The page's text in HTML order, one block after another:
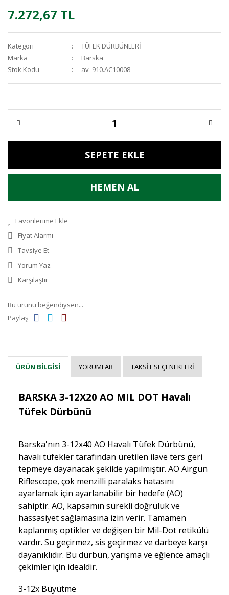
7.272,67 TL
Kategori
TÜFEK DÜRBÜNLERİ
Marka
Barska
Stok Kodu
av_910.AC10008
SEPETE EKLE
HEMEN AL
Fiyat Alarmı
Tavsiye Et
Yorum Yaz
Karşılaştır
Bu ürünü beğendiysen...
Paylaş
ÜRÜN BILGISI YORUMLAR TAKSIT SEÇENEKLERI
BARSKA 3-12X20 AO MIL DOT Havalı
Tüfek Dürbünü
Barska'nın 3-12x40 AO Havalı Tüfek Dürbünü,
havalı tüfekler tarafından üretilen ilave ters geri
tepmeye dayanacak şekilde yapılmıştır. AO Airgun
Riflescope, çok menzilli paralaks hatasını
ayarlamak için ayarlanabilir bir hedefe (AO)
sahiptir. AO, kapsamın sürekli doğruluk ve
hassasiyet sağlamasına izin verir. Tamamen
kaplanmış optikler ve değişen bir Mil-Dot retikülü
vardır. Su geçirmez, sis geçirmez ve darbeye karşı
dayanıklıdır. Bu dürbün, yarışma ve eğlence amaçlı
çekimler için idealdir.
3-12x Büyütme